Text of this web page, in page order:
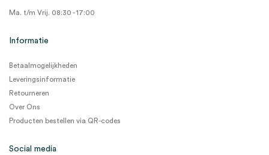
Ma. t/m Vrij. 08:30 - 17:00
Informatie
Betaalmogelijkheden
Leveringsinformatie
Retourneren
Over Ons
Producten bestellen via QR-codes
Social media